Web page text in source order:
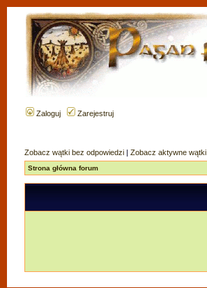
Zaloguj Zarejestruj
Zobacz wątki bez odpowiedzi | Zobacz aktywne wątki
Strona główna forum